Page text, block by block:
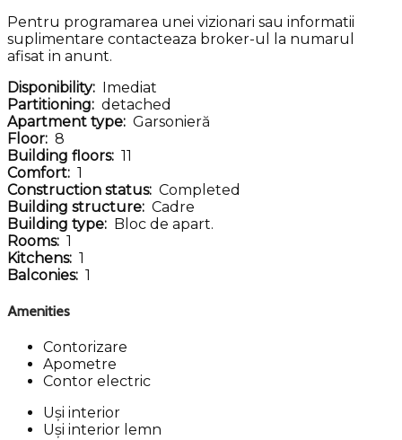
Pentru programarea unei vizionari sau informatii
suplimentare contacteaza broker-ul la numarul
afisat in anunt.
Disponibility: Imediat
Partitioning: detached
Apartment type: Garsonieră
Floor: 8
Building floors: 11
Comfort: 1
Construction status: Completed
Building structure: Cadre
Building type: Bloc de apart.
Rooms: 1
Kitchens: 1
Balconies: 1
Amenities
Contorizare
Apometre
Contor electric
Uși interior
Uși interior lemn